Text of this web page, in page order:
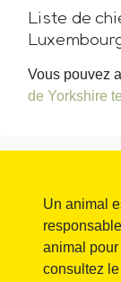
Liste de
Vous pouvez
de Yorkshire
Un animal
animal
consultez